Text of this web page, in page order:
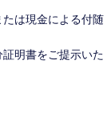
は現金による付随
明書をご提示いた